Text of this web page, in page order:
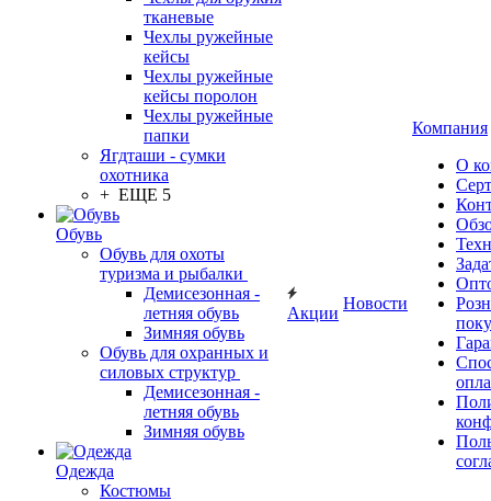
тканевые
Чехлы ружейные
кейсы
Чехлы ружейные
кейсы поролон
Чехлы ружейные
папки
Ягдташи - сумки
охотника
+ ЕЩЕ 5
Обувь
Обувь для охоты
туризма и рыбалки
Демисезонная -
летняя обувь
Зимняя обувь
Обувь для охранных и
силовых структур
Демисезонная -
летняя обувь
Зимняя обувь
Одежда
Костюмы
Акции
Новости
Компания
О